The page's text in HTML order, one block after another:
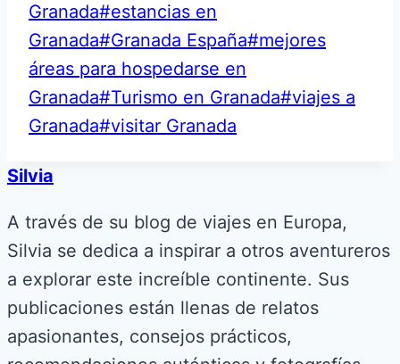
Granada#estancias en
Granada#Granada España#mejores
áreas para hospedarse en
Granada#Turismo en Granada#viajes a
Granada#visitar Granada
Silvia
A través de su blog de viajes en Europa,
Silvia se dedica a inspirar a otros aventureros
a explorar este increíble continente. Sus
publicaciones están llenas de relatos
apasionantes, consejos prácticos,